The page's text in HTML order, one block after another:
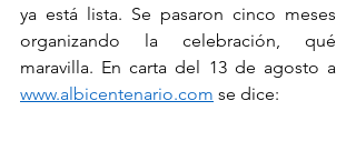
ya está lista. Se pasaron cinco meses
organizando la celebración, qué
www.albicentenario.com se dice: